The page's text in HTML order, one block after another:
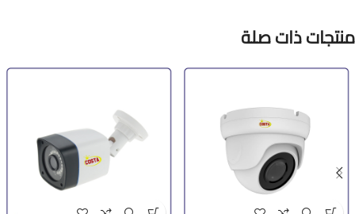
منتجات ذات صلة